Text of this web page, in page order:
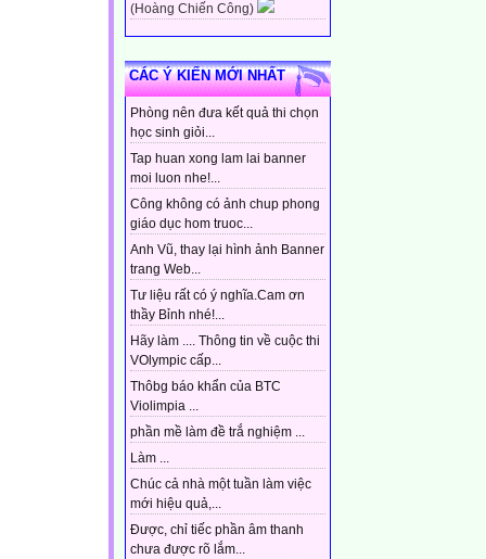
(Hoàng Chiến Công)
CÁC Ý KIẾN MỚI NHẤT
Phòng nên đưa kết quả thi chọn
học sinh giỏi...
Tap huan xong lam lai banner
moi luon nhe!...
Công không có ảnh chup phong
giáo dục hom truoc...
Anh Vũ, thay lại hình ảnh Banner
trang Web...
Tư liệu rất có ý nghĩa.Cam ơn
thầy Bỉnh nhé!...
Hãy làm .... Thông tin về cuộc thi
VOlympic cấp...
Thôbg báo khẩn của BTC
Violimpia ...
phần mề làm đề trắ nghiệm ...
Làm ...
Chúc cả nhà một tuần làm việc
mới hiệu quả,...
Được, chỉ tiếc phần âm thanh
chưa được rõ lắm...